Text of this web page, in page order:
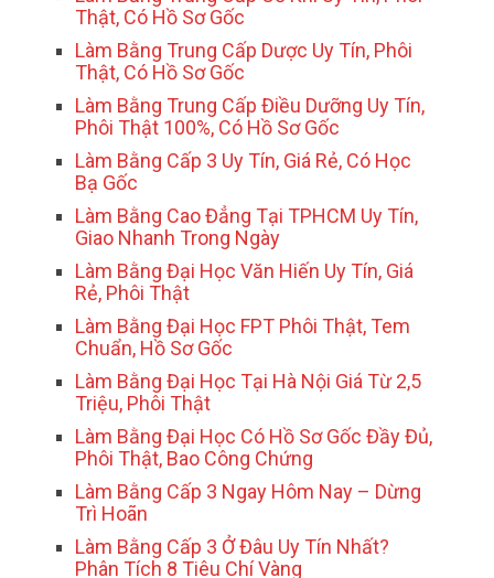
Thật, Có Hồ Sơ Gốc
Làm Bằng Trung Cấp Dược Uy Tín, Phôi
Thật, Có Hồ Sơ Gốc
Làm Bằng Trung Cấp Điều Dưỡng Uy Tín,
Phôi Thật 100%, Có Hồ Sơ Gốc
Làm Bằng Cấp 3 Uy Tín, Giá Rẻ, Có Học
Bạ Gốc
Làm Bằng Cao Đẳng Tại TPHCM Uy Tín,
Giao Nhanh Trong Ngày
Làm Bằng Đại Học Văn Hiến Uy Tín, Giá
Rẻ, Phôi Thật
Làm Bằng Đại Học FPT Phôi Thật, Tem
Chuẩn, Hồ Sơ Gốc
Làm Bằng Đại Học Tại Hà Nội Giá Từ 2,5
Triệu, Phôi Thật
Làm Bằng Đại Học Có Hồ Sơ Gốc Đầy Đủ,
Phôi Thật, Bao Công Chứng
Làm Bằng Cấp 3 Ngay Hôm Nay – Dừng
Trì Hoãn
Làm Bằng Cấp 3 Ở Đâu Uy Tín Nhất?
Phân Tích 8 Tiêu Chí Vàng